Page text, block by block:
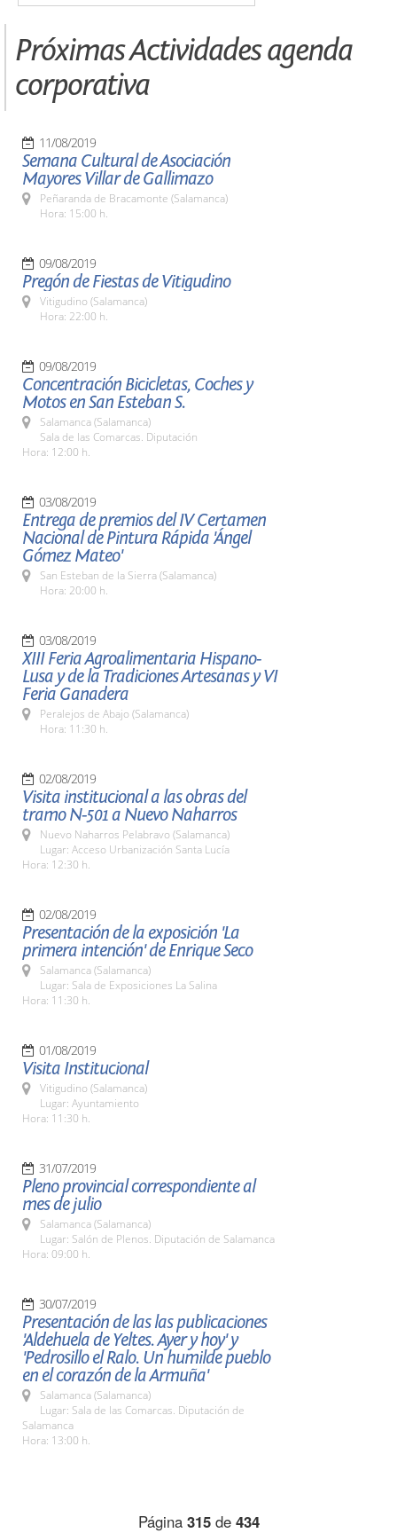
Próximas Actividades agenda
corporativa
11/08/2019
Semana Cultural de Asociación
Mayores Villar de Gallimazo
Peñaranda de Bracamonte (Salamanca)
Hora: 15:00 h.
09/08/2019
Pregón de Fiestas de Vitigudino
Vitigudino (Salamanca)
Hora: 22:00 h.
09/08/2019
Concentración Bicicletas, Coches y
Motos en San Esteban S.
Salamanca (Salamanca)
Sala de las Comarcas. Diputación
Hora: 12:00 h.
03/08/2019
Entrega de premios del IV Certamen
Nacional de Pintura Rápida 'Ángel
Gómez Mateo'
San Esteban de la Sierra (Salamanca)
Hora: 20:00 h.
03/08/2019
XIII Feria Agroalimentaria Hispano-
Lusa y de la Tradiciones Artesanas y VI
Feria Ganadera
Peralejos de Abajo (Salamanca)
Hora: 11:30 h.
02/08/2019
Visita institucional a las obras del
tramo N-501 a Nuevo Naharros
Nuevo Naharros Pelabravo (Salamanca)
Lugar: Acceso Urbanización Santa Lucía
Hora: 12:30 h.
02/08/2019
Presentación de la exposición 'La
primera intención' de Enrique Seco
Salamanca (Salamanca)
Lugar: Sala de Exposiciones La Salina
Hora: 11:30 h.
01/08/2019
Visita Institucional
Vitigudino (Salamanca)
Lugar: Ayuntamiento
Hora: 11:30 h.
31/07/2019
Pleno provincial correspondiente al
mes de julio
Salamanca (Salamanca)
Lugar: Salón de Plenos. Diputación de Salamanca
Hora: 09:00 h.
30/07/2019
Presentación de las las publicaciones
'Aldehuela de Yeltes. Ayer y hoy' y
'Pedrosillo el Ralo. Un humilde pueblo
en el corazón de la Armuña'
Salamanca (Salamanca)
Lugar: Sala de las Comarcas. Diputación de
Salamanca
Hora: 13:00 h.
Página 315de 434